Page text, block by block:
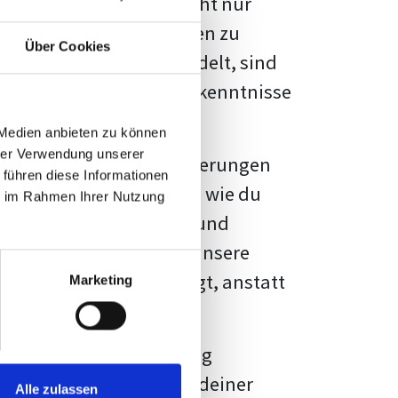
Über Cookies
anbieten zu können
Verwendung unserer
diese Informationen
Rahmen Ihrer Nutzung
Marketing
Alle zulassen
Fakten und Quellen zu
handelt, sind
und Erkenntnisse
vor diesen Herausforderungen
kannst, sondern auch, wie du
Formatierung und
Erwartungen, und unsere
Vorlage zeigt, anstatt
große Herausforderung
wird die Formatierung deiner